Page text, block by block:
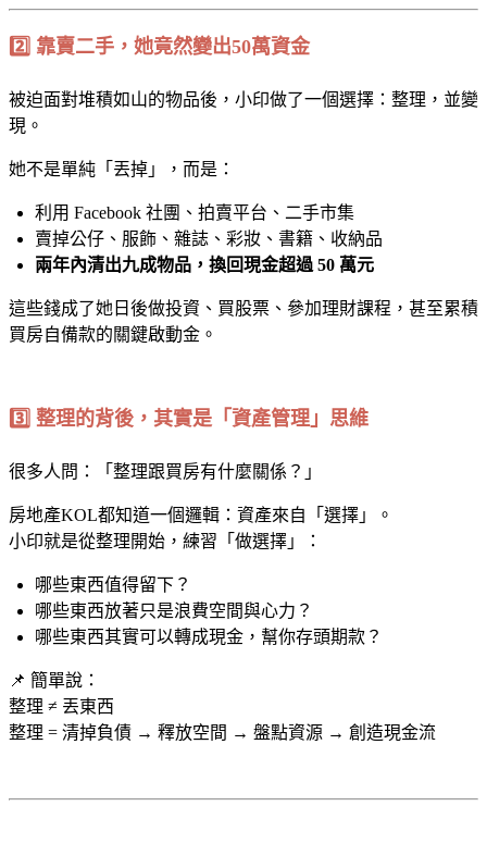
2️⃣ 靠賣二手，她竟然變出50萬資金
被迫面對堆積如山的物品後，小印做了一個選擇：整理，並變
現。
她不是單純「丟掉」，而是：
利用 Facebook 社團、拍賣平台、二手市集
賣掉公仔、服飾、雜誌、彩妝、書籍、收納品
兩年內清出九成物品，換回現金超過 50 萬元
這些錢成了她日後做投資、買股票、參加理財課程，甚至累積
買房自備款的關鍵啟動金。
3️⃣ 整理的背後，其實是「資產管理」思維
很多人問：「整理跟買房有什麼關係？」
房地產KOL都知道一個邏輯：資產來自「選擇」。
小印就是從整理開始，練習「做選擇」：
哪些東西值得留下？
哪些東西放著只是浪費空間與心力？
哪些東西其實可以轉成現金，幫你存頭期款？
📌 簡單說：
整理 ≠ 丟東西
整理 = 清掉負債 → 釋放空間 → 盤點資源 → 創造現金流